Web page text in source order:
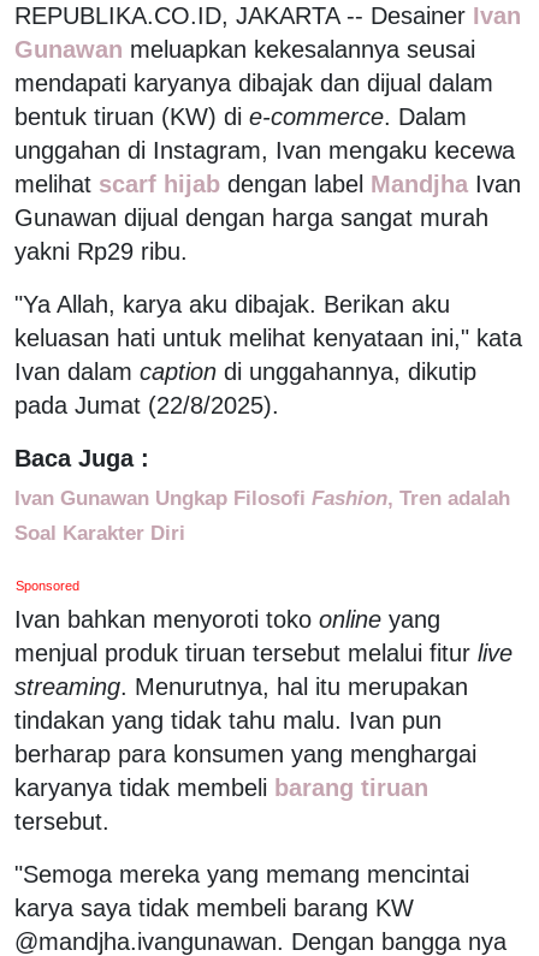
REPUBLIKA.CO.ID, JAKARTA -- Desainer Ivan
Gunawan meluapkan kekesalannya seusai
mendapati karyanya dibajak dan dijual dalam
bentuk tiruan (KW) di e-commerce. Dalam
unggahan di Instagram, Ivan mengaku kecewa
melihat scarf hijab dengan label Mandjha Ivan
Gunawan dijual dengan harga sangat murah
yakni Rp29 ribu.
"Ya Allah, karya aku dibajak. Berikan aku
keluasan hati untuk melihat kenyataan ini," kata
Ivan dalam caption di unggahannya, dikutip
pada Jumat (22/8/2025).
Baca Juga :
Ivan Gunawan Ungkap Filosofi Fashion, Tren adalah
Soal Karakter Diri
Sponsored
Ivan bahkan menyoroti toko online yang
menjual produk tiruan tersebut melalui fitur live
streaming. Menurutnya, hal itu merupakan
tindakan yang tidak tahu malu. Ivan pun
berharap para konsumen yang menghargai
karyanya tidak membeli barang tiruan
tersebut.
"Semoga mereka yang memang mencintai
karya saya tidak membeli barang KW
@mandjha.ivangunawan. Dengan bangga nya